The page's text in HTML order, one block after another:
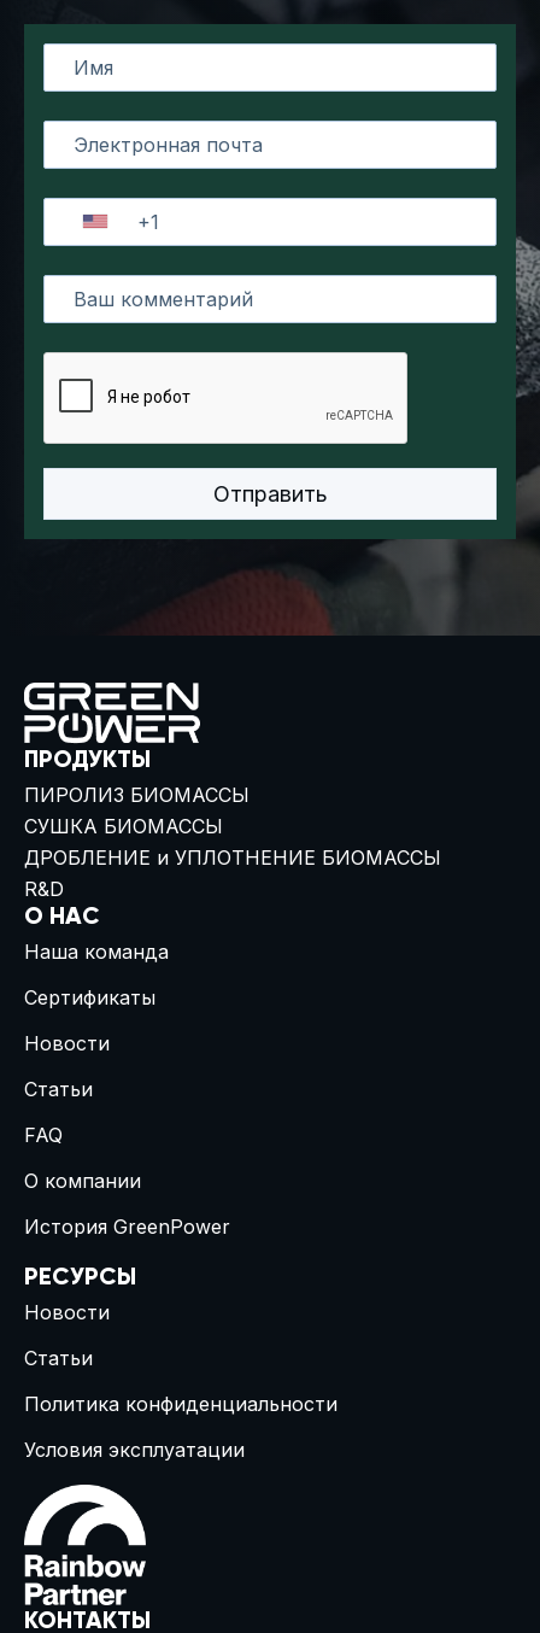
ПРОДУКТЫ
ПИРОЛИЗ БИОМАССЫ
СУШКА БИОМАССЫ
ДРОБЛЕНИЕ и УПЛОТНЕНИЕ БИОМАССЫ
R&D
О НАС
Наша команда
Сертификаты
Новости
Статьи
FAQ
О компании
История GreenPower
РЕСУРСЫ
Новости
Статьи
Политика конфиденциальности
Условия эксплуатации
КОНТАКТЫ